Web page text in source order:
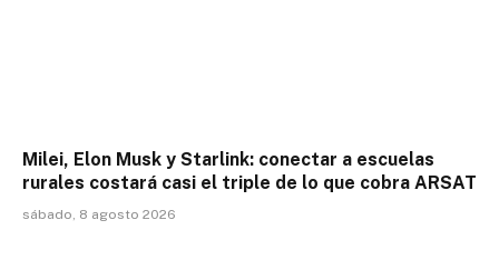
Milei, Elon Musk y Starlink: conectar a escuelas
rurales costará casi el triple de lo que cobra ARSAT
sábado, 8 agosto 2026